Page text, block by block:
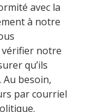
avec la
à notre
vérifier notre
qu’ils
besoin,
par courriel